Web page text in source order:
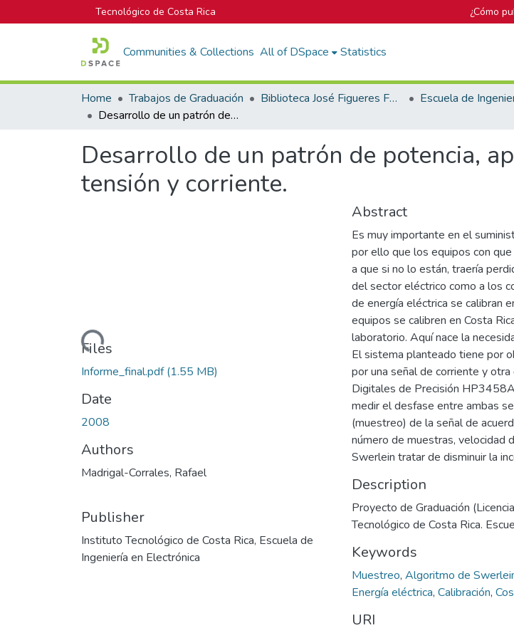
Tecnológico de Costa Rica ¿Cómo
Communities & Collections All of DSpace Statistics
Home Trabajos de Graduación Biblioteca José Figueres Ferrer
Desarrollo de un patrón de potencia, aplicando un muestreo dual de tensión y corriente.
Desarrollo de un patrón de potencia,
tensión y corriente.
Loading...
Files
Informe_final.pdf(1.55 MB)
Date
2008
Authors
Madrigal-Corrales, Rafael
Publisher
Instituto Tecnológico de Costa Rica, Escuela de
Ingeniería en Electrónica
Abstract
Es muy importante en el
por ello que los equipos con
a que si no lo están, traería
del sector eléctrico como a los
de energía eléctrica se calibran
equipos se calibren en Costa
laboratorio. Aquí nace la
El sistema planteado tiene por
por una señal de corriente y
Digitales de Precisión
medir el desfase entre ambas
(muestreo) de la señal de
número de muestras, velocidad
Swerlein tratar de disminuir la
Description
Proyecto de Graduación
Tecnológico de Costa Rica.
Keywords
Muestreo, Algoritmo de
Energía eléctrica, Calibración,
URI